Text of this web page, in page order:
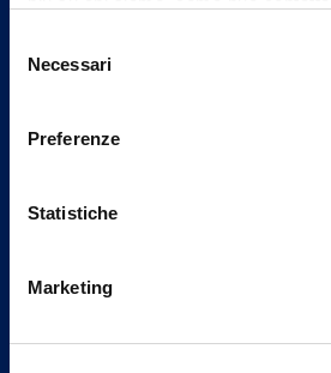
può trovare nel footer del sito nella
delNecessari
Preferenze
Statistiche
Marketing
Via Ignazio Gardella, 2